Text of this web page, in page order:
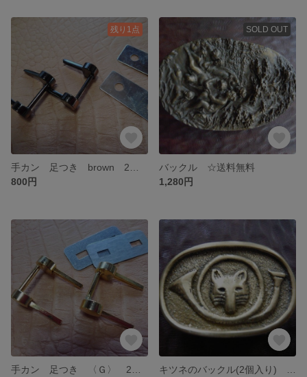
残り1点
800円
SOLD OUT
バックル ☆送料無料
1,280円